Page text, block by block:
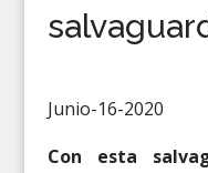
Junio-16-2020
Con esta